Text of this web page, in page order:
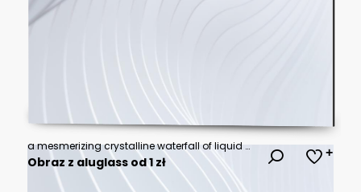
a mesmerizing crystalline waterfall of liquid metal, suspended in mid-flow, creating an iridescent sculptural form against a stark white void, ultra-detailed 3d rendering
Obraz z aluglass od 1 zł